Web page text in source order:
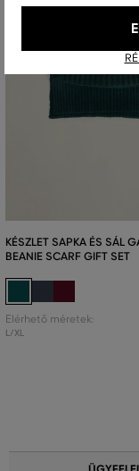
KÉSZLET SAPKA ÉS SÁL
BEANIE SCARF GIFT SET
Elérhető méretek:
L/XL